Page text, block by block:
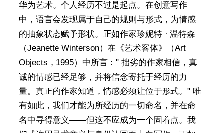
华为艺术。个人经历不过是起点。在创意写作
中，语言会发现属于自己的规则与形式，为情感
的抽象状态赋予形状。正如作家珍妮特 · 温特森
（Jeanette Winterson）在《艺术客体》（Art
Objects，1995）中所言：" 拙劣的作家相信，真
诚的情感已经足够，并将信念寄托于经历的力
量。真正的作家知道，情感必须让位于形式。" 唯
有如此，我们才能为所经历的一切命名，并在命
名中寻得意义——但这不应成为一个固着点。我